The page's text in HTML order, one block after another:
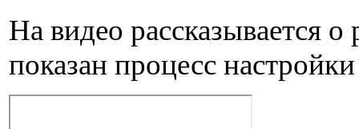
На видео рассказывается
показан процесс